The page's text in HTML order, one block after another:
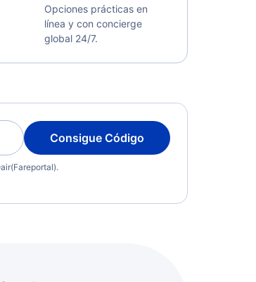
Opciones prácticas en
línea y con concierge
global 24/7.
Consigue Código